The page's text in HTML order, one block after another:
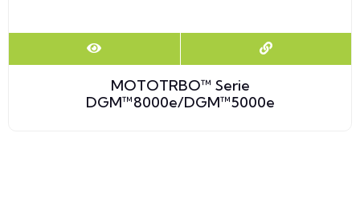
MOTOTRBO™ Serie
DGM™8000e/DGM™5000e